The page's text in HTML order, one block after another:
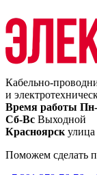
Кабельно-
и
Время работы
Сб-Вс Выходной
Красноярск улица
Поможем сделать